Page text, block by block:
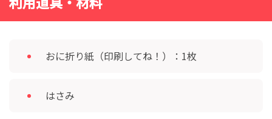
おに折り紙（印刷してね！）：1枚
はさみ